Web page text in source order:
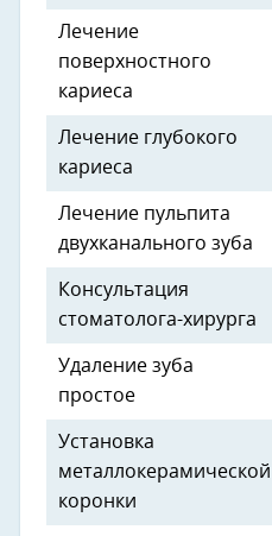
Лечение
поверхностного
кариеса
Лечение глубокого
кариеса
Лечение пульпита
двухканального зуба
Консультация
стоматолога-хирурга
Удаление зуба
простое
Установка
металлокерамической
коронки